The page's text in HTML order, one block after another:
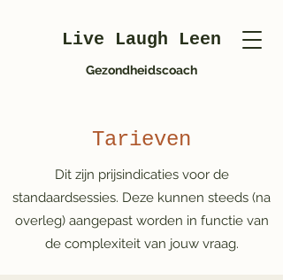
Live Laugh Leen
Gezondheidscoach
Tarieven
Dit zijn prijsindicaties voor de
standaardsessies. Deze kunnen steeds (na
overleg) aangepast worden in functie van
de complexiteit van jouw vraag.